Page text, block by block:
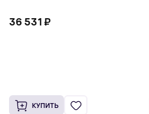
36 531 ₽
КУПИТЬ